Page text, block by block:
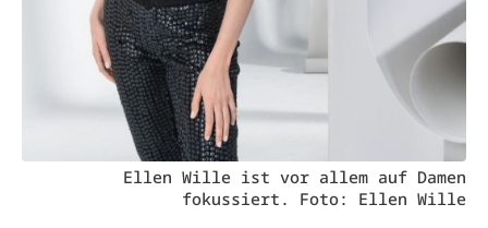
Ellen Wille ist vor allem auf Damen
fokussiert. Foto: Ellen Wille